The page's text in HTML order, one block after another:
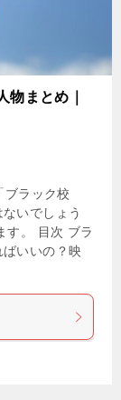
物まとめ｜
ブラック校
いでしょう
す。 目次 ブラ
いいの？映